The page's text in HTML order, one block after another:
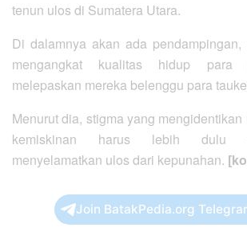
tenun ulos di Sumatera Utara.
Di dalamnya akan ada
mengangkat kualitas hidup para
melepaskan mereka belenggu para
Menurut dia, stigma yang
kemiskinan harus lebih dulu
menyelamatkan ulos dari kepunahan.
Join BatakPedia.org